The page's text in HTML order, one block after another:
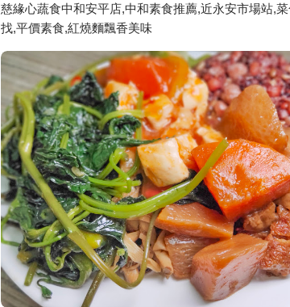
慈緣心蔬食中和安平店,中和素食推薦,近永安市場站,
找,平價素食,紅燒麵飄香美味